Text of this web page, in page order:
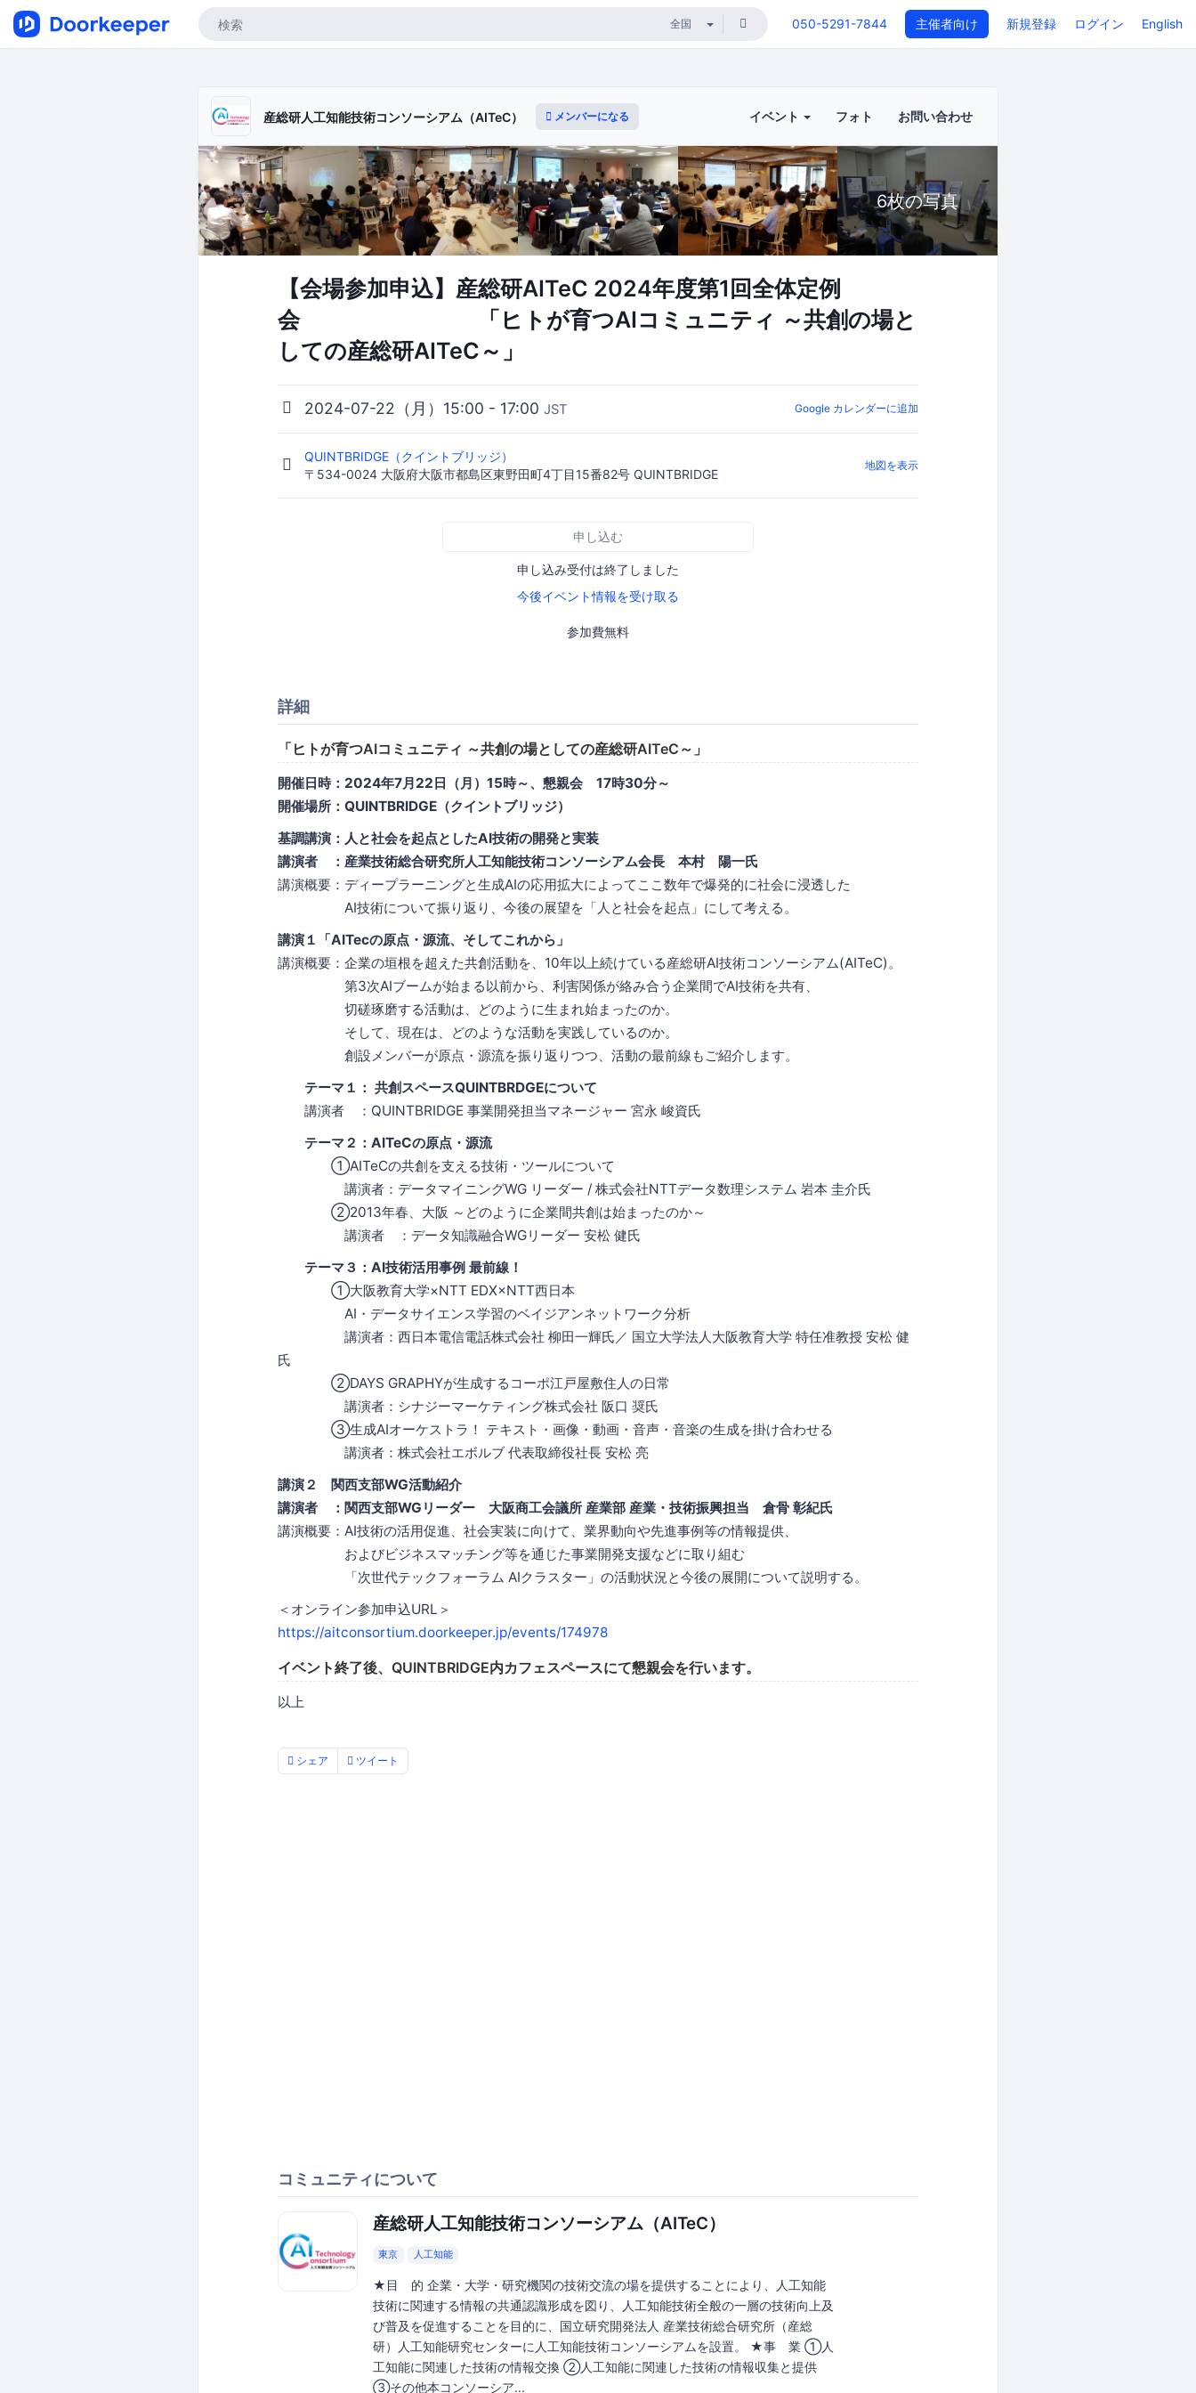
050-5291-7844 主催者向け 新規登録 ログイン English
産総研人工知能技術コンソーシアム（AITeC） メンバーになる イベント フォト お問い合わせ
6枚の写真
【会場参加申込】産総研AITeC 2024年度第1回全体定例
会 「ヒトが育つAIコミュニティ ～共創の場と
しての産総研AITeC～」
2024-07-22（月）15:00 - 17:00 JST Google カレンダーに追加
QUINTBRIDGE（クイントブリッジ）
〒534-0024 大阪府大阪市都島区東野田町4丁目15番82号 QUINTBRIDGE
地図を表示
申し込む
申し込み受付は終了しました
今後イベント情報を受け取る
参加費無料
詳細
「ヒトが育つAIコミュニティ ～共創の場としての産総研AITeC～」
開催日時：2024年7月22日（月）15時～、懇親会 17時30分～
開催場所：QUINTBRIDGE（クイントブリッジ）
基調講演：人と社会を起点としたAI技術の開発と実装
講演者 ：産業技術総合研究所人工知能技術コンソーシアム会長 本村 陽一氏
講演概要：ディープラーニングと生成AIの応用拡大によってここ数年で爆発的に社会に浸透した
AI技術について振り返り、今後の展望を「人と社会を起点」にして考える。
講演１「AITecの原点・源流、そしてこれから」
講演概要：企業の垣根を超えた共創活動を、10年以上続けている産総研AI技術コンソーシアム(AITeC)。
第3次AIブームが始まる以前から、利害関係が絡み合う企業間でAI技術を共有、
切磋琢磨する活動は、どのように生まれ始まったのか。
そして、現在は、どのような活動を実践しているのか。
創設メンバーが原点・源流を振り返りつつ、活動の最前線もご紹介します。
テーマ１： 共創スペースQUINTBRDGEについて
講演者 ：QUINTBRIDGE 事業開発担当マネージャー 宮永 峻資氏
テーマ２：AITeCの原点・源流
①AITeCの共創を支える技術・ツールについて
講演者：データマイニングWG リーダー / 株式会社NTTデータ数理システム 岩本 圭介氏
②2013年春、大阪 ～どのように企業間共創は始まったのか～
講演者 ：データ知識融合WGリーダー 安松 健氏
テーマ３：AI技術活用事例 最前線！
①大阪教育大学×NTT EDX×NTT西日本
AI・データサイエンス学習のベイジアンネットワーク分析
講演者：西日本電信電話株式会社 柳田一輝氏／ 国立大学法人大阪教育大学 特任准教授 安松 健
氏
②DAYS GRAPHYが生成するコーポ江戸屋敷住人の日常
講演者：シナジーマーケティング株式会社 阪口 奨氏
③生成AIオーケストラ！ テキスト・画像・動画・音声・音楽の生成を掛け合わせる
講演者：株式会社エボルブ 代表取締役社長 安松 亮
講演２ 関西支部WG活動紹介
講演者 ：関西支部WGリーダー 大阪商工会議所 産業部 産業・技術振興担当 倉骨 彰紀氏
講演概要：AI技術の活用促進、社会実装に向けて、業界動向や先進事例等の情報提供、
およびビジネスマッチング等を通じた事業開発支援などに取り組む
「次世代テックフォーラム AIクラスター」の活動状況と今後の展開について説明する。
＜オンライン参加申込URL＞
https://aitconsortium.doorkeeper.jp/events/174978
イベント終了後、QUINTBRIDGE内カフェスペースにて懇親会を行います。
以上
シェア ツイート
コミュニティについて
産総研人工知能技術コンソーシアム（AITeC）
東京 人工知能
★目 的 企業・大学・研究機関の技術交流の場を提供することにより、人工知能
技術に関連する情報の共通認識形成を図り、人工知能技術全般の一層の技術向上及
び普及を促進することを目的に、国立研究開発法人 産業技術総合研究所（産総
研）人工知能研究センターに人工知能技術コンソーシアムを設置。 ★事 業 ①人
工知能に関連した技術の情報交換 ②人工知能に関連した技術の情報収集と提供
③その他本コンソーシア...